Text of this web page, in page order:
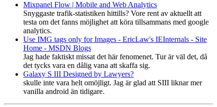
Mixpanel Flow | Mobile and Web Analytics
Snyggaste trafik-statistiken hittills? Vore rent av aktuellt att
testa om det fanns möjlighet att köra tillsammans med google
analytics.
Use IMG tags only for Images - EricLaw's IEInternals - Site
Home - MSDN Blogs
Jag hade faktiskt missat det här fenomenet. Tur är väl det, då
det tycks vara en dålig vana att skaffa sig.
Galaxy S III Designed by Lawyers?
skulle inte vara helt omöjligt. Jag är glad att SIII liknar mer
vanilla android än tidigare.